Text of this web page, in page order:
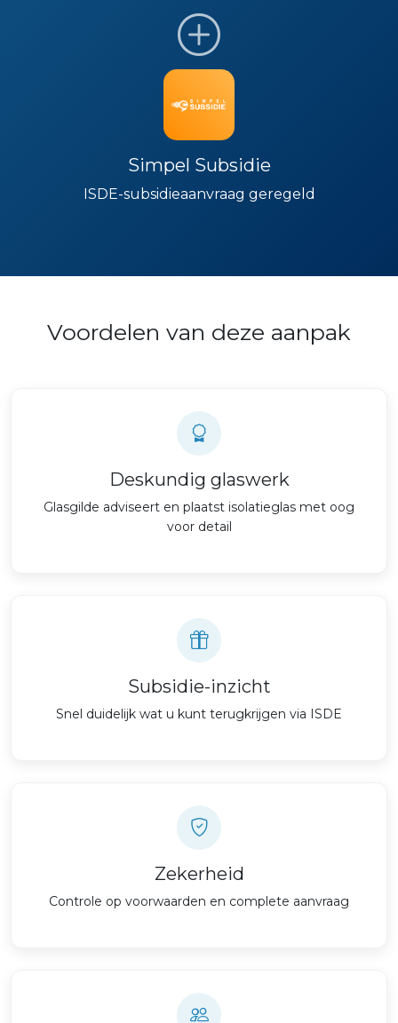
Simpel Subsidie
ISDE-subsidieaanvraag geregeld
Voordelen van deze aanpak
Deskundig glaswerk
Glasgilde adviseert en plaatst isolatieglas met oog
voor detail
Subsidie-inzicht
Snel duidelijk wat u kunt terugkrijgen via ISDE
Zekerheid
Controle op voorwaarden en complete aanvraag